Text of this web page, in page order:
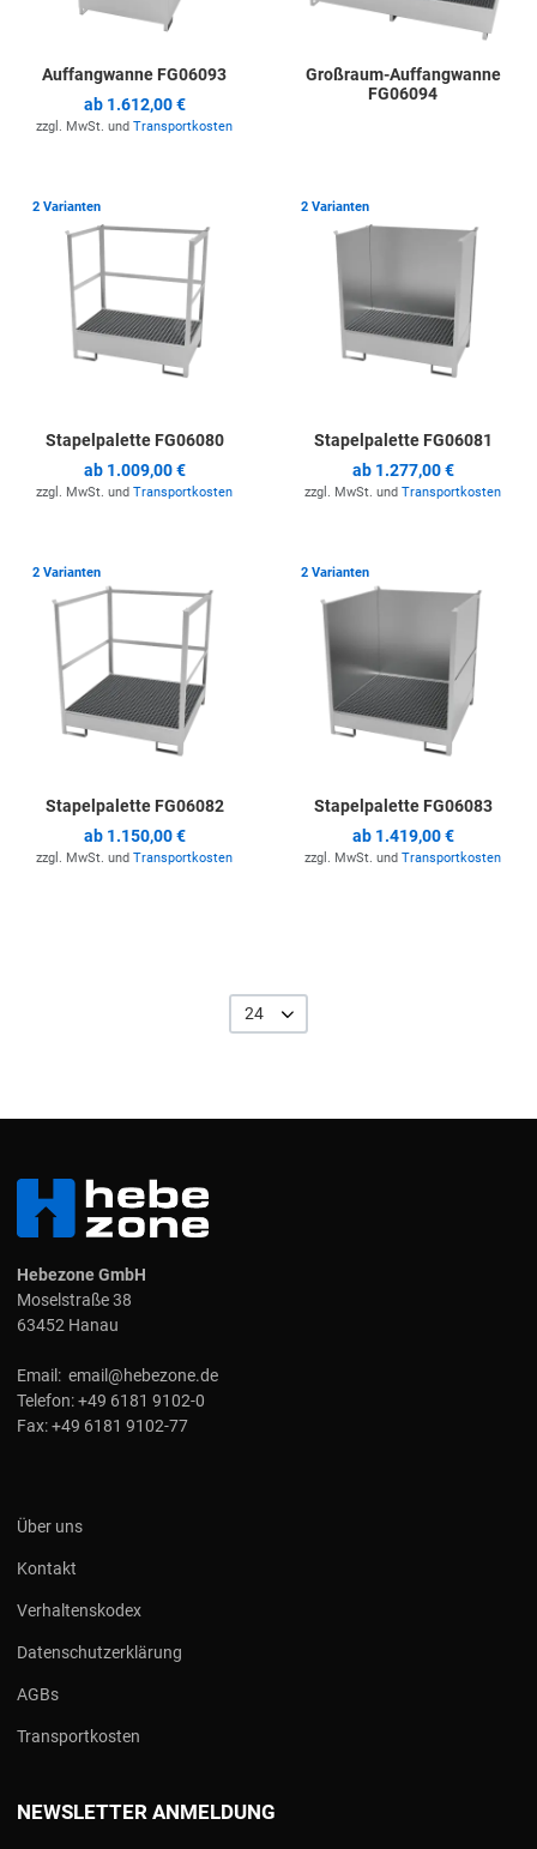
Auffangwanne FG06093
ab 1.612,00 €
zzgl. MwSt. und Transportkosten
Großraum-Auffangwanne
FG06094
2 Varianten Zur Merkliste hinzufügen
Stapelpalette FG06080
ab 1.009,00 €
zzgl. MwSt. und Transportkosten
2 Varianten
Stapelpalette FG06081
ab 1.277,00 €
zzgl. MwSt. und Transportkosten
2 Varianten Zur Merkliste hinzufügen
Stapelpalette FG06082
ab 1.150,00 €
zzgl. MwSt. und Transportkosten
2 Varianten
Stapelpalette FG06083
ab 1.419,00 €
zzgl. MwSt. und Transportkosten
24
Hebezone GmbH
Moselstraße 38
63452 Hanau
Email: email@hebezone.de
Telefon:+49 6181 9102-0
Fax:+49 6181 9102-77
Über uns
Kontakt
Verhaltenskodex
Datenschutzerklärung
AGBs
Transportkosten
NEWSLETTER ANMELDUNG